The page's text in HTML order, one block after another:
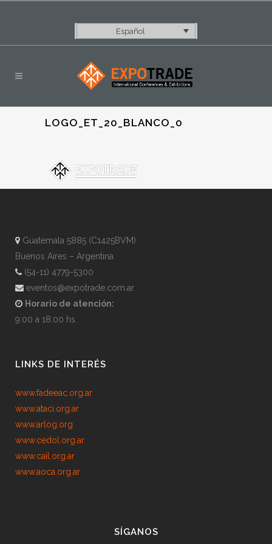
Español
LOGO_ET_20_BLANCO_0
Guatemala 5885 (C1425BVM)
Buenos Aires – Argentina
(54-11) 4779-5300
eventos@expotrade.com.ar
Horario de atención:
9:00 a 18:00 hs.
LINKS DE INTERÉS
www.fadeeac.org.ar
www.ataci.org.ar
www.arlog.org
www.cedol.org.ar
www.cail.org.ar
www.aoca.org.ar
SÍGANOS